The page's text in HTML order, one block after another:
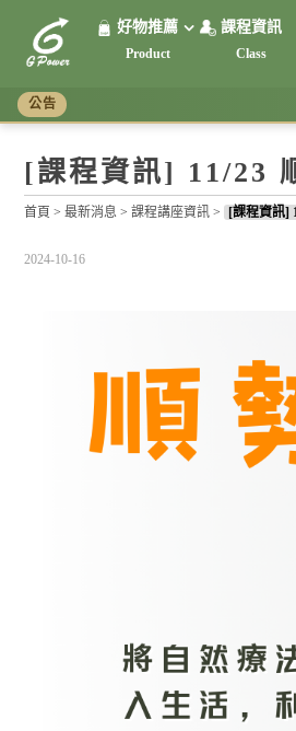
好物推薦
Product
課程資訊
Class
頻率共振系列 調節生理時鐘系列 紅光系列
公告
[課程資訊] 11/23
首頁 > 最新消息 > 課程講座資訊 > [課程資訊]
2024-10-16